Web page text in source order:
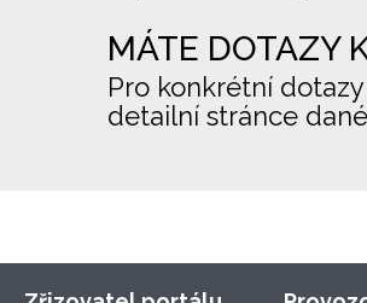
MÁTE DOTAZY
Pro konkrétní
detailní stránce